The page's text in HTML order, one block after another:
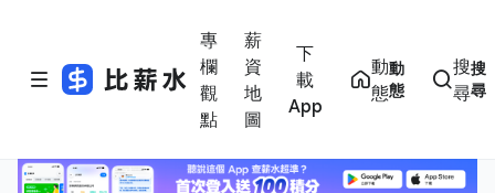
專
欄
觀
點
薪
資
地
圖
下
載
App
動
態
動
態
搜
尋
搜
尋